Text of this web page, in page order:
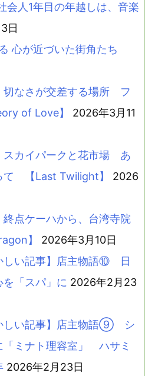
会人1年目の年越しは、音楽
日
心が近づいた街角たち
切なさが交差する場所 フ
of Love】
2026年3月11
スカイパークと花市場 あ
て 【Last Twilight】
2026
点ケーハから、台湾寺院
】
2026年3月10日
しい記事】店主物語⑩ 日
「スパ」に 2026年2月23
しい記事】店主物語⑨ シ
「ミナト理容室」 ハサミ
2026年2月23日